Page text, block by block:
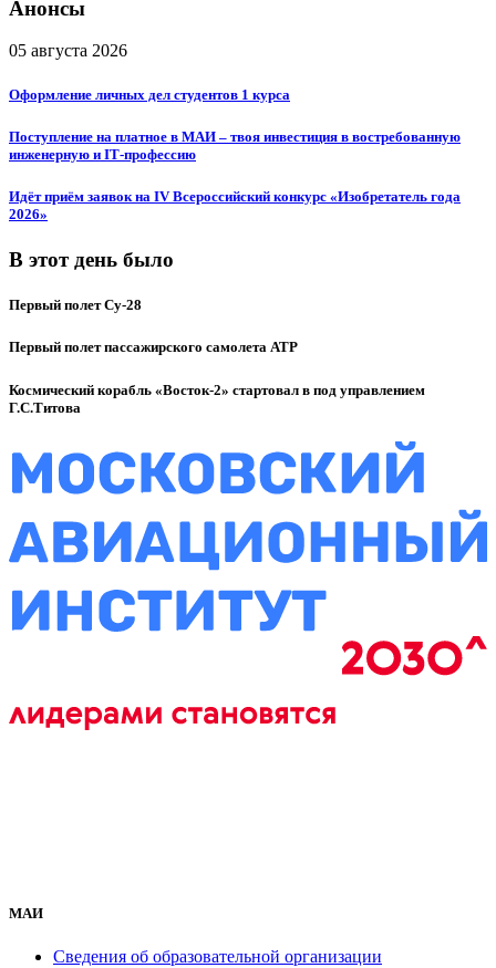
Анонсы
05 августа 2026
Оформление личных дел студентов 1 курса
Поступление на платное в МАИ – твоя инвестиция в востребованную
инженерную и IT‑профессию
Идёт приём заявок на IV Всероссийский конкурс «Изобретатель года
2026»
В этот день было
Первый полет Су-28
Первый полет пассажирского самолета ATP
Космический корабль «Восток-2» стартовал в под управлением
Г.С.Титова
МАИ
Сведения об образовательной организации